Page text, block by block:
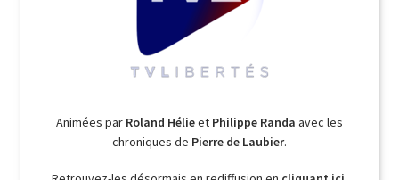
Animées par Roland Hélieet Philippe Randa avec les
chroniques de Pierre de Laubier.